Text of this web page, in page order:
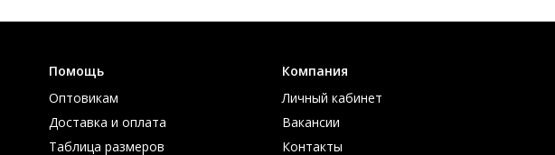
Помощь
Оптовикам
Доставка и оплата
Таблица размеров
Компания
Личный кабинет
Вакансии
Контакты